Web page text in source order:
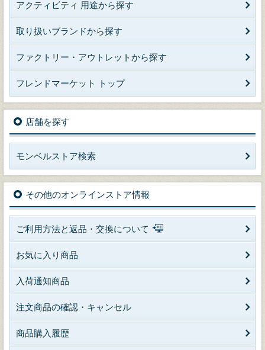
アクティビティ 用途から探す
取り扱いブランドから探す
ファクトリー・アウトレットから探す
フレンドマーケット トップ
店舗を探す
モンベルストア検索
その他のオンラインストア情報
ご利用方法と返品・交換について
お気に入り商品
入荷通知商品
注文商品の確認・キャンセル
商品購入履歴